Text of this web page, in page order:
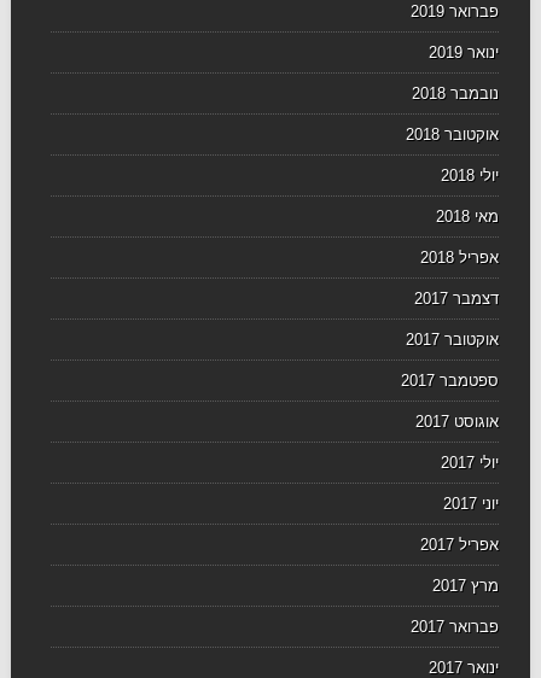
פברואר 2019
ינואר 2019
נובמבר 2018
אוקטובר 2018
יולי 2018
מאי 2018
אפריל 2018
דצמבר 2017
אוקטובר 2017
ספטמבר 2017
אוגוסט 2017
יולי 2017
יוני 2017
אפריל 2017
מרץ 2017
פברואר 2017
ינואר 2017